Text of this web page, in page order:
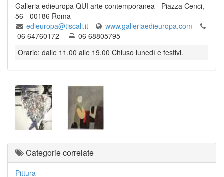
Galleria edieuropa QUI arte contemporanea - Piazza Cenci,
56 - 00186 Roma
edieuropa@tiscali.it
www.galleriaedieuropa.com
06 64760172
06 68805795
Orario: dalle 11.00 alle 19.00 Chiuso lunedì e festivi.
Categorie correlate
Pittura